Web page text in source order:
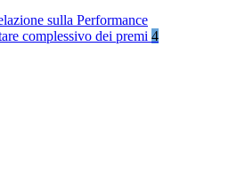
sulla Performance
complessivo dei premi 4